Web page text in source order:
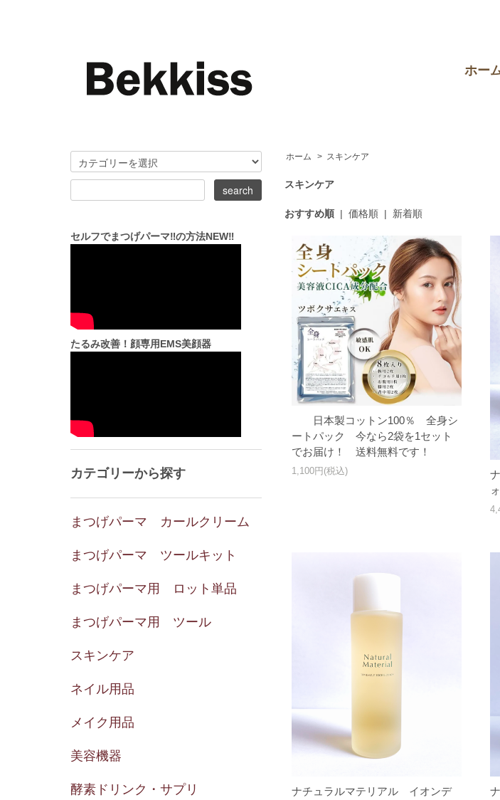
ホー
ホーム > スキンケア
スキンケア
おすすめ順| 価格順| 新着順
日本製コットン100％ 全身シ
ートパック 今なら2袋を1セット
でお届け！ 送料無料です！
1,100円(税込)
ナチュラルマテリアル イオンデ
セルフでまつげパーマ‼の方法NEW‼
たるみ改善！顔専用EMS美顔器
カテゴリーから探す
まつげパーマ カールクリーム
まつげパーマ ツールキット
まつげパーマ用 ロット単品
まつげパーマ用 ツール
スキンケア
ネイル用品
メイク用品
美容機器
酵素ドリンク・サプリ